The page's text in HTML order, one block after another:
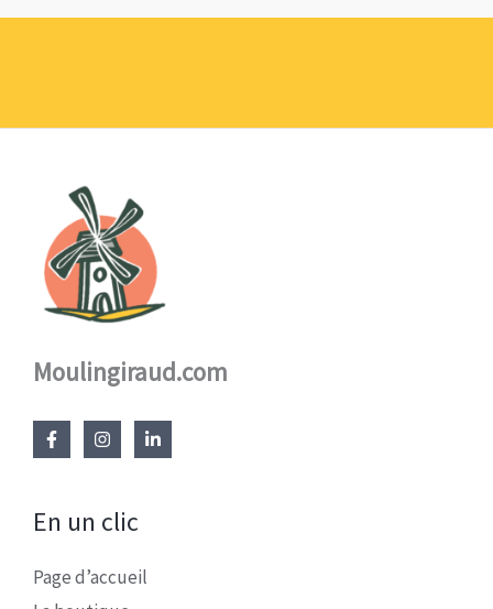
prix :
Moulingiraud.com
En un clic
Page d’accueil